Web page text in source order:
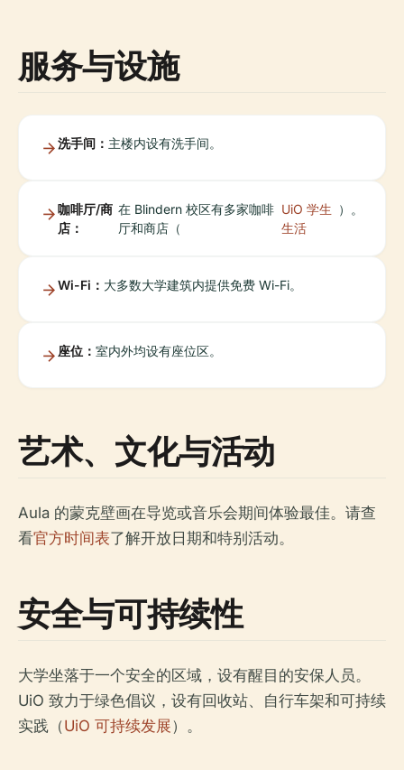
服务与设施
洗手间： 主楼内设有洗手间。
咖啡厅/商
店：
在 Blindern 校区有多家咖啡
厅和商店（
UiO 学生
生活
）。
Wi-Fi： 大多数大学建筑内提供免费 Wi-Fi。
座位： 室内外均设有座位区。
艺术、文化与活动
Aula 的蒙克壁画在导览或音乐会期间体验最佳。请查
看官方时间表了解开放日期和特别活动。
安全与可持续性
大学坐落于一个安全的区域，设有醒目的安保人员。
UiO 致力于绿色倡议，设有回收站、自行车架和可持续
实践（UiO 可持续发展）。